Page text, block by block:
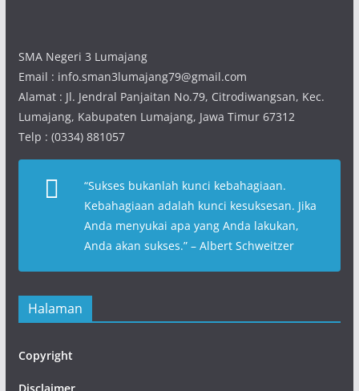
SMA Negeri 3 Lumajang
Email : info.sman3lumajang79@gmail.com
Alamat : Jl. Jendral Panjaitan No.79, Citrodiwangsan, Kec.
Lumajang, Kabupaten Lumajang, Jawa Timur 67312
Telp : (0334) 881057
“Sukses bukanlah kunci kebahagiaan.
Kebahagiaan adalah kunci kesuksesan. Jika
Anda menyukai apa yang Anda lakukan,
Anda akan sukses.” – Albert Schweitzer
Halaman
Copyright